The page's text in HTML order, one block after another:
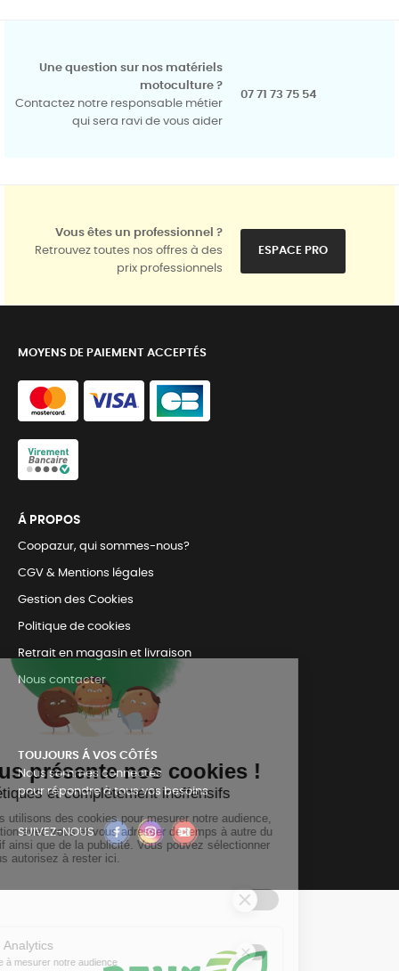
Une question sur nos matériels
motoculture ?
Contactez notre responsable métier
qui sera ravi de vous aider
07 71 73 75 54
Vous êtes un professionnel ?
Retrouvez toutes nos offres à des
prix professionnels
ESPACE PRO
MOYENS DE PAIEMENT ACCEPTÉS
Á PROPOS
Coopazur, qui sommes-nous?
CGV & Mentions légales
Gestion des Cookies
Politique de cookies
Retrait en magasin et livraison
Nous contacter
TOUJOURS Á VOS CÔTÉS
Nous sommes connectés
pour répondre à tous vos besoins
SUIVEZ-NOUS